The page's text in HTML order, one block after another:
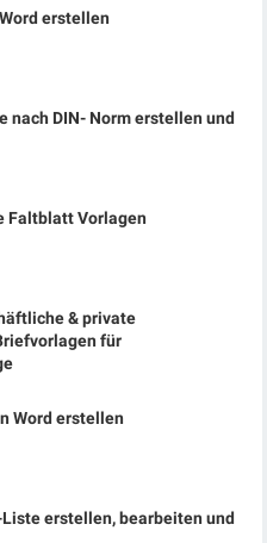
erstellen
nach DIN- Norm erstellen und
Faltblatt Vorlagen
& private
für
Word erstellen
Liste erstellen, bearbeiten und